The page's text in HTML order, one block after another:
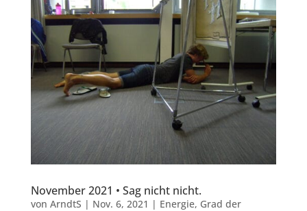
November 2021 • Sag nicht nicht.
von ArndtS | Nov. 6, 2021 | Energie, Grad der